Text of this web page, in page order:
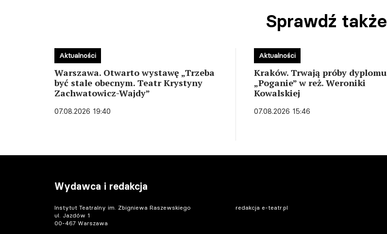
Sprawdź także
Warszawa. Otwarto wystawę „Trzeba
być stale obecnym. Teatr Krystyny
Zachwatowicz-Wajdy”
07.08.2026 19:40
Aktualności
Kraków. Trwają próby dyplomu
„Poganie” w reż. Weroniki
Kowalskiej
07.08.2026 15:46
Aktualności
Wydawca i redakcja
Instytut Teatralny im. Zbigniewa Raszewskiego
ul. Jazdów 1
00-467 Warszawa
redakcja e-teatr.pl